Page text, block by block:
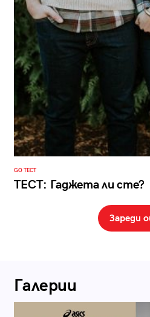
GO ТЕСТ
ТЕСТ: Гаджета ли сте?
Зареди
Галерии